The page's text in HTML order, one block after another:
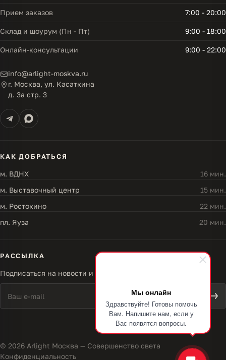
Мы онлайн
Здравствуйте! Готовы помочь
Вам. Напишите нам, если у
Вас появятся вопросы.
Прием заказов 7:00 - 20:00
Склад и шоурум (Пн - Пт) 9:00 - 18:00
Онлайн-консультации 9:00 - 22:00
info@arlight-moskva.ru
г. Москва, ул. Касаткина
д. 3а стр. 3
КАК ДОБРАТЬСЯ
м. ВДНХ
16 мин.
м. Выставочный центр
15 мин.
м. Ростокино
22 мин.
пл. Яуза
20 мин.
РАССЫЛКА
Подписаться на новости и акции
© 2026 Arlight Москва — Совершенство света
Конфиденциальность